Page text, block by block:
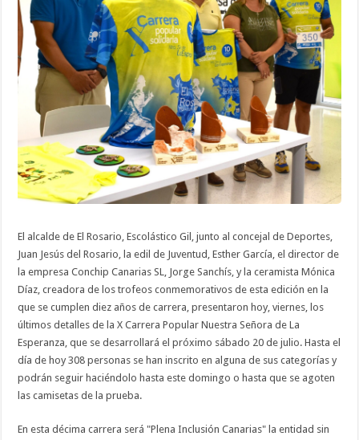
El alcalde de El Rosario, Escolástico Gil, junto al concejal de Deportes,
Juan Jesús del Rosario, la edil de Juventud, Esther García, el director de
la empresa Conchip Canarias SL, Jorge Sanchís, y la ceramista Mónica
Díaz, creadora de los trofeos conmemorativos de esta edición en la
que se cumplen diez años de carrera, presentaron hoy, viernes, los
últimos detalles de la X Carrera Popular Nuestra Señora de La
Esperanza, que se desarrollará el próximo sábado 20 de julio. Hasta el
día de hoy 308 personas se han inscrito en alguna de sus categorías y
podrán seguir haciéndolo hasta este domingo o hasta que se agoten
las camisetas de la prueba.
En esta décima carrera será "Plena Inclusión Canarias" la entidad sin